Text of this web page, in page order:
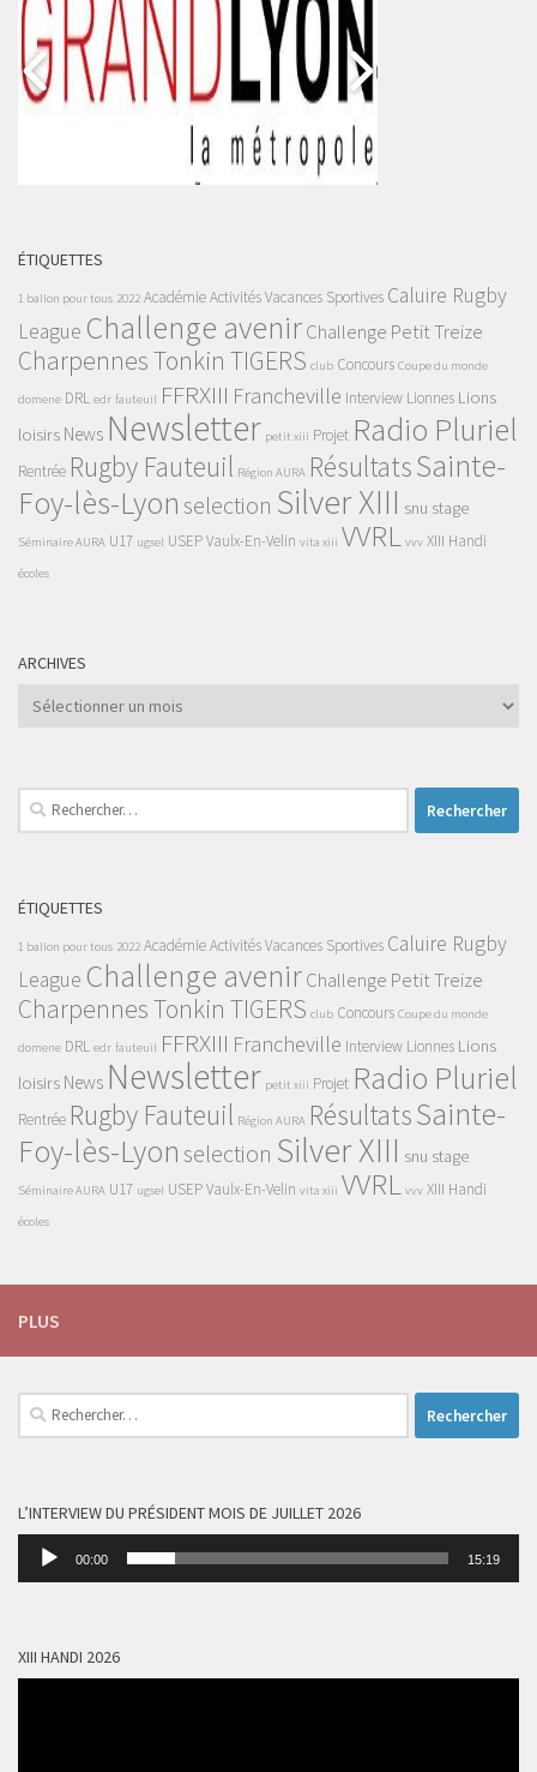
ÉTIQUETTES
1 ballon pour tous 2022 AcadémieActivités Vacances Sportives Caluire Rugby
League Challenge avenirChallenge Petit Treize
Charpennes Tonkin TIGERS club Concours Coupe du monde
domene DRL edr fauteuil FFRXIII Francheville Interview Lionnes Lions
loisirs News Newsletter petit xiii Projet Radio Pluriel
Rentrée Rugby Fauteuil Région AURA RésultatsSainte-
Foy-lès-Lyon selection Silver XIII snu stage
Séminaire AURA U17 ugsel USEPVaulx-En-Velin vita xiii VVRL vvv XIII Handi
écoles
ARCHIVES
Archives
Rechercher :
ÉTIQUETTES
1 ballon pour tous 2022 AcadémieActivités Vacances Sportives Caluire Rugby
League Challenge avenirChallenge Petit Treize
Charpennes Tonkin TIGERS club Concours Coupe du monde
domene DRL edr fauteuil FFRXIII Francheville Interview Lionnes Lions
loisirs News Newsletter petit xiii Projet Radio Pluriel
Rentrée Rugby Fauteuil Région AURA RésultatsSainte-
Foy-lès-Lyon selection Silver XIII snu stage
Séminaire AURA U17 ugsel USEPVaulx-En-Velin vita xiii VVRL vvv XIII Handi
écoles
PLUS
Rechercher :
L’INTERVIEW DU PRÉSIDENT MOIS DE JUILLET 2026
Lecteur
00:00 15:19
XIII HANDI 2026